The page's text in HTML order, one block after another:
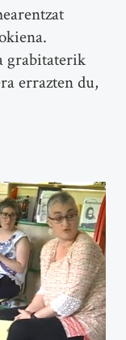
grabitaterik
errazten du,